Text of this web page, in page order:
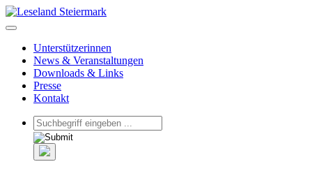
Unterstützerinnen
News & Veranstaltungen
Downloads & Links
Presse
Kontakt